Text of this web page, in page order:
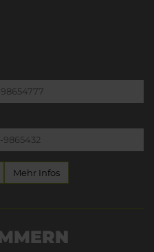
9865432
Mehr Infos